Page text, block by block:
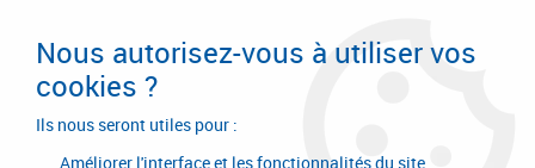
95€ d'achat sur le site* Paiement en 4x
avec Paypal
Nous autorisez-vous à utiliser vos
cookies ?
Ils nous seront utiles pour :
Améliorer l'interface et les fonctionnalités du site